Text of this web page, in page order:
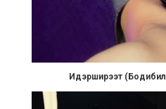
Идэрширээт